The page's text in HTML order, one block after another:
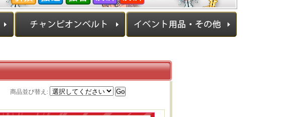
商品並び替え :